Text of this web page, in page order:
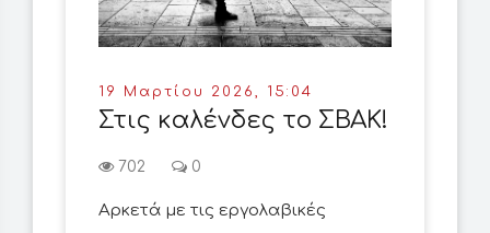
19 Μαρτίου 2026, 15:04
Στις καλένδες το ΣΒΑΚ!
702 0
Αρκετά με τις εργολαβικές